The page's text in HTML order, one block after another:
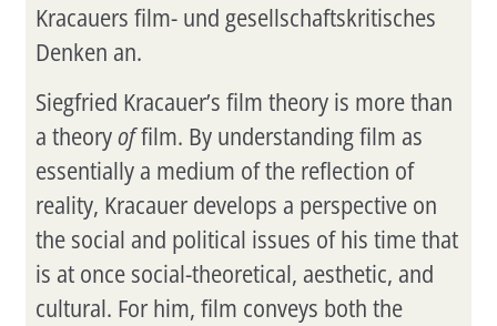
Kracauers film- und gesellschaftskritisches
Denken an.
Siegfried Kracauer’s film theory is more than
a theoryoffilm. By understanding film as
essentially a medium of the reflection of
reality, Kracauer develops a perspective on
the social and political issues of his time that
is at once social-theoretical, aesthetic, and
cultural. For him, film conveys both the